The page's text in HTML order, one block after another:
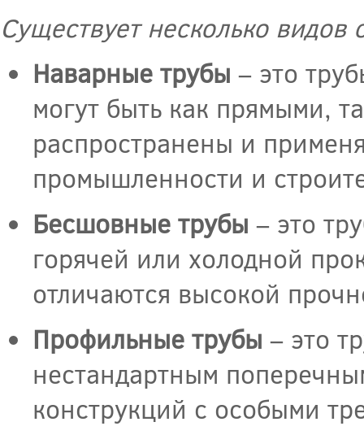
Существует несколько видов
Наварные трубы – это
могут быть как прямыми,
распространены и
промышленности и
Бесшовные трубы – это
горячей или холодной
отличаются высокой
Профильные трубы – это
нестандартным
конструкций с особыми